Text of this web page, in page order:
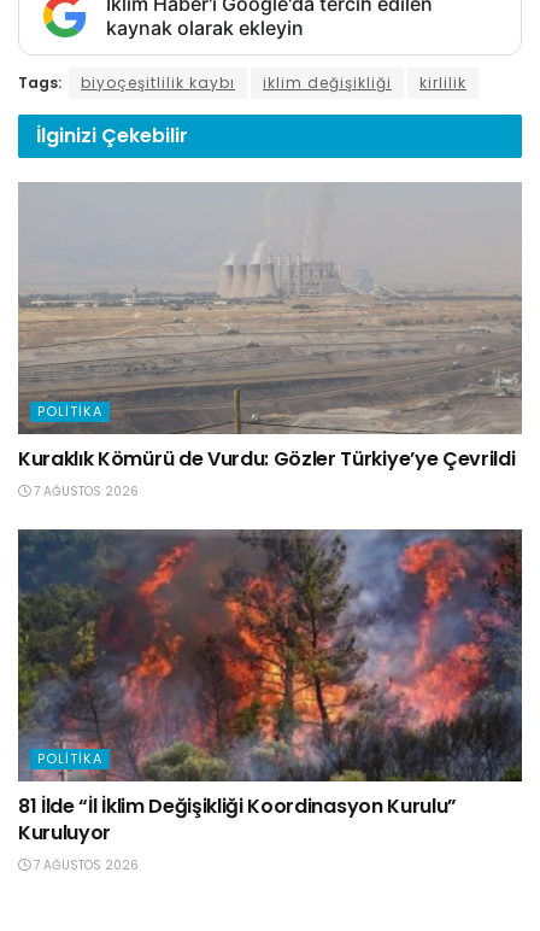
kaynak olarak ekleyin
Tags: biyoçeşitlilik kaybı iklim değişikliği kirlilik
İlginizi Çekebilir
POLITIKA
Kuraklık Kömürü de Vurdu: Gözler Türkiye’ye Çevrildi
7 AĞUSTOS 2026
POLITIKA
81 İlde “İl İklim Değişikliği Koordinasyon Kurulu”
Kuruluyor
7 AĞUSTOS 2026